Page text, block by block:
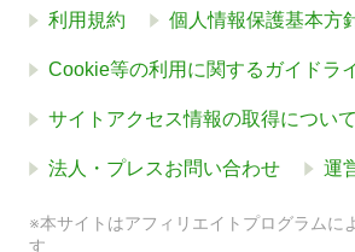
利用規約 個人情報保護基本方
Cookie等の利用に関するガイドラ
サイトアクセス情報の取得について
法人・プレスお問い合わせ 運
※本サイトはアフィリエイトプログラムに
す